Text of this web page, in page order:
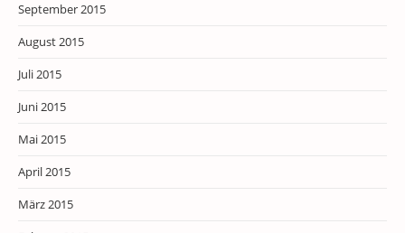
September 2015
August 2015
Juli 2015
Juni 2015
Mai 2015
April 2015
März 2015